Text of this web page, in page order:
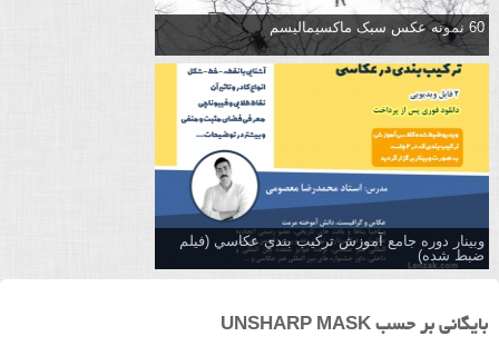
60 نمونه عکس سبک ماکسیمالیسم
وبینار دوره جامع آموزش تركيب بندي عكاسي (فیلم
ضبط شده)
بایگانی بر حسب UNSHARP MASK